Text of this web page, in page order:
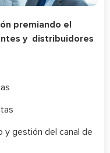
premiando el
y distribuidores
y gestión del canal de